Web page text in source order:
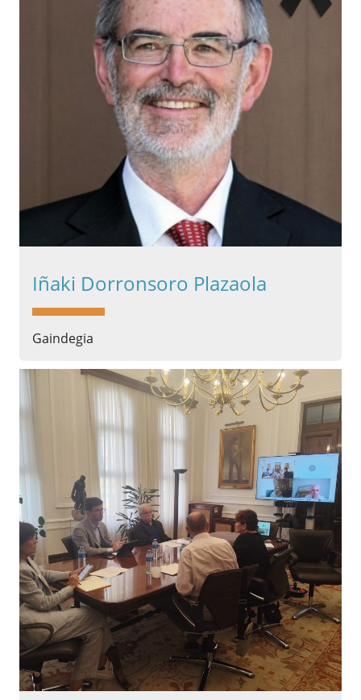
Iñaki Dorronsoro Plazaola
Gaindegia